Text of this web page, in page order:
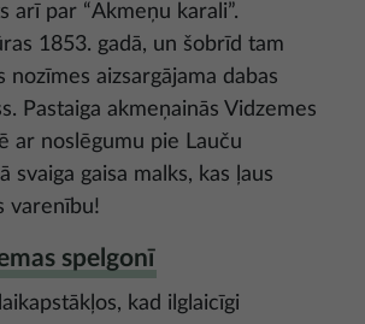
arī par “Akmeņu karali”.
1853. gadā, un šobrīd tam
nozīmes aizsargājama dabas
Pastaiga akmeņainās Vidzemes
ar noslēgumu pie Lauču
svaiga gaisa malks, kas ļaus
varenību!
spelgonī
kad ilglaicīgi